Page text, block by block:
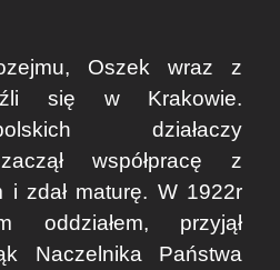
Oszek wraz z
się w Krakowie.
działaczy
współpracę z
i zdał maturę. W 1922r
przyjął
Naczelnika Państwa